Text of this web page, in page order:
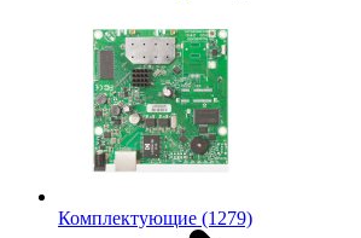
Комплектующие (1279)